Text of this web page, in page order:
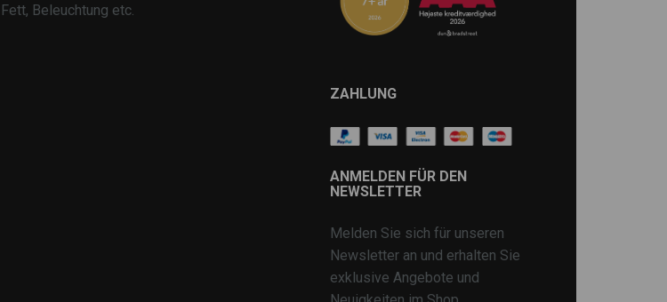
Fett, Beleuchtung etc.
ZAHLUNG
ANMELDEN FÜR DEN
NEWSLETTER
Melden Sie sich für unseren
Newsletter an und erhalten Sie
exklusive Angebote und